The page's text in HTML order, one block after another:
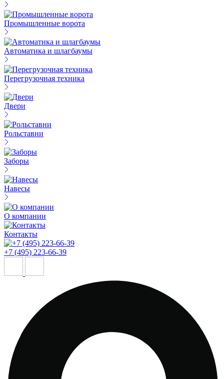
Промышленные ворота
Автоматика и шлагбаумы
Перегрузочная техника
Двери
Рольставни
Заборы
Навесы
О компании
Контакты
+7 (495) 223-66-39